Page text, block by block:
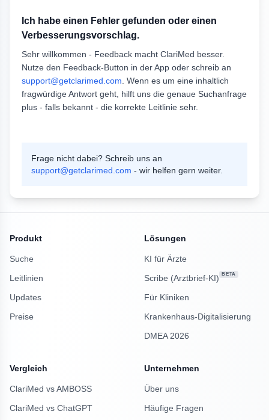
Ich habe einen Fehler gefunden oder einen
Verbesserungsvorschlag.
Sehr willkommen - Feedback macht ClariMed besser.
Nutze den Feedback-Button in der App oder schreib an
support@getclarimed.com . Wenn es um eine inhaltlich
fragwürdige Antwort geht, hilft uns die genaue Suchanfrage
plus - falls bekannt - die korrekte Leitlinie sehr.
Frage nicht dabei? Schreib uns an
support@getclarimed.com - wir helfen gern weiter.
Produkt
Suche
Leitlinien
Updates
Preise
Lösungen
KI für Ärzte
Scribe (Arztbrief-KI)
BETA
Für Kliniken
Krankenhaus-Digitalisierung
DMEA 2026
Vergleich
ClariMed vs AMBOSS
ClariMed vs ChatGPT
Unternehmen
Über uns
Häufige Fragen